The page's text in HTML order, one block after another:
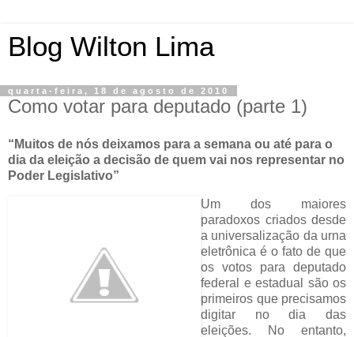
Blog Wilton Lima
quarta-feira, 18 de agosto de 2010
Como votar para deputado (parte 1)
“Muitos de nós deixamos para a semana ou até para o
dia da eleição a decisão de quem vai nos representar no
Poder Legislativo”
Um dos maiores
paradoxos criados desde
a universalização da urna
eletrônica é o fato de que
os votos para deputado
federal e estadual são os
primeiros que precisamos
digitar no dia das
eleições. No entanto,